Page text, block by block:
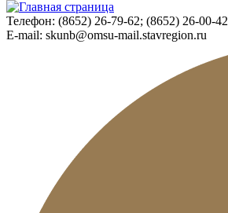
Телефон: (8652) 26-79-62; (8652) 26-00-42
E-mail: skunb@omsu-mail.stavregion.ru